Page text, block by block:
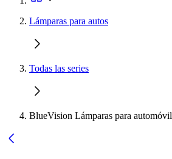
Lámparas para autos
Todas las series
BlueVision Lámparas para automóvil